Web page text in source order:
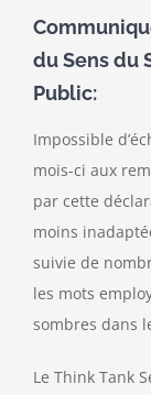
du Sens du
Public:
Impossible
mois-ci aux
par cette
moins
suivie de
les mots
sombres dans
Le Think Tank